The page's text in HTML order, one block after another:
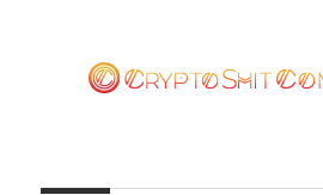
contenido